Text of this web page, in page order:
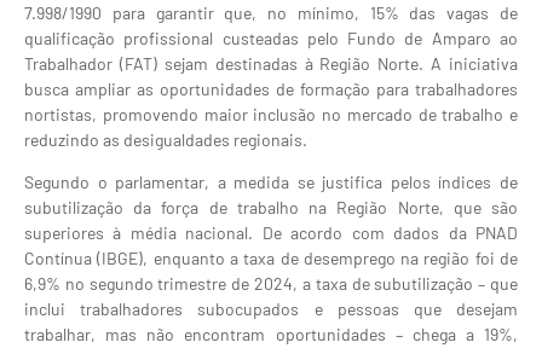
7.998/1990 para garantir que, no mínimo, 15% das vagas de
qualificação profissional custeadas pelo Fundo de Amparo ao
Trabalhador (FAT) sejam destinadas à Região Norte. A iniciativa
busca ampliar as oportunidades de formação para trabalhadores
nortistas, promovendo maior inclusão no mercado de trabalho e
reduzindo as desigualdades regionais.
Segundo o parlamentar, a medida se justifica pelos índices de
subutilização da força de trabalho na Região Norte, que são
superiores à média nacional. De acordo com dados da PNAD
Contínua (IBGE), enquanto a taxa de desemprego na região foi de
6,9% no segundo trimestre de 2024, a taxa de subutilização – que
inclui trabalhadores subocupados e pessoas que desejam
trabalhar, mas não encontram oportunidades – chega a 19%,